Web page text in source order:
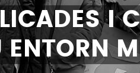
I
ENTORN